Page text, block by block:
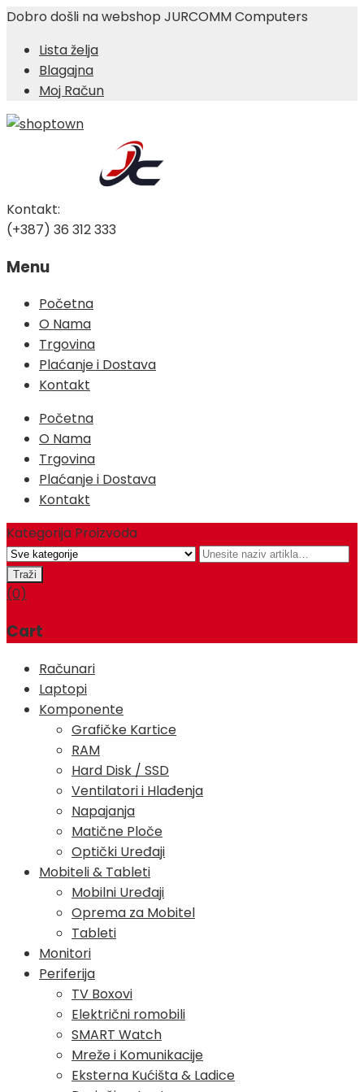
Dobro došli na webshop JURCOMM Computers
Lista želja
Blagajna
Moj Račun
Kontakt:
(+387) 36 312 333
Menu
Skip
content
Početna
O Nama
Trgovina
Plaćanje i Dostava
Kontakt
Početna
O Nama
Trgovina
Plaćanje i Dostava
Kontakt
Kategorija Proizvoda
(0)
Cart
Računari
Laptopi
Komponente
Grafičke Kartice
RAM
Hard Disk / SSD
Ventilatori i Hlađenja
Napajanja
Matične Ploče
Optički Uređaji
Mobiteli & Tableti
Mobilni Uređaji
Oprema za Mobitel
Tableti
Monitori
Periferija
TV Boxovi
Električni romobili
SMART Watch
Mreže i Komunikacije
Eksterna Kućišta & Ladice